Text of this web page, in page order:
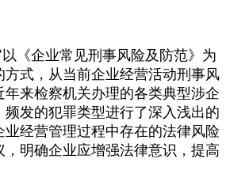
以《企业常见刑事风险及防范》为
方式，从当前企业经营活动刑事风
近年来检察机关办理的各类典型涉企
、频发的犯罪类型进行了深入浅出的
对企业经营管理过程中存在的法律风险
，明确企业应增强法律意识，提高